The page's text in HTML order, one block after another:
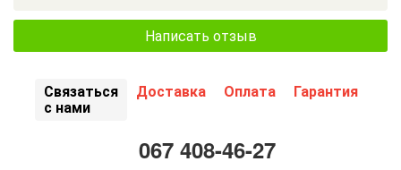
Написать отзыв
Связаться
с нами
Доставка Оплата Гарантия
067 408-46-27